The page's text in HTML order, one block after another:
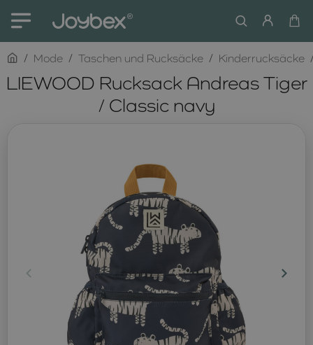
LIEWOOD Rucksack Andreas Tiger
/ Classic navy
homeMode Taschen und Rucksäcke Kinderrucksäcke